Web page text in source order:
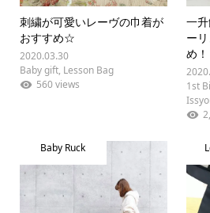
刺繍が可愛いレーヴの巾着が
おすすめ☆
2020.03.30
Baby gift, Lesson Bag
560 views
一
ー
め！
1st
Baby Ruck